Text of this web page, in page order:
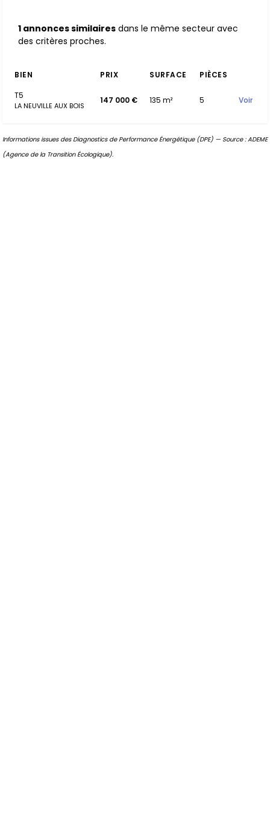
1 annonces similaires dans le même secteur avec
des critères proches.
BIEN PRIX SURFACE
PIÈCES
T5
LA NEUVILLE AUX BOIS
147 000 € 135 m² 5 Voir
Informations issues des Diagnostics de Performance Énergétique (DPE) — Source : ADEME
(Agence de la Transition Écologique).